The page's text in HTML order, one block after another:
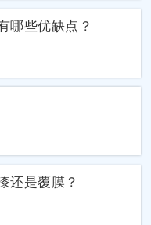
哪些优缺点？
还是覆膜？